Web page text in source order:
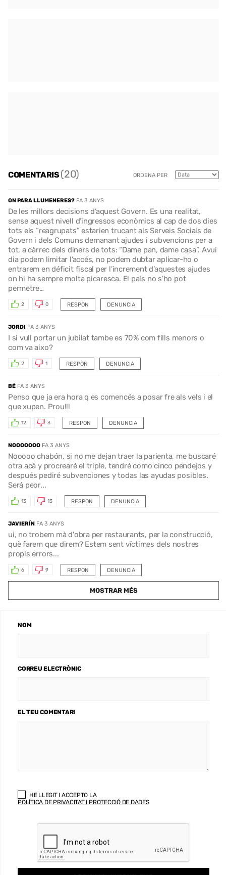
COMENTARIS(20) ORDENA PER
ON PARA LLUMENERES? FA 3 ANYS
De les millors decisions d’aquest Govern. Es una realitat,
sense aquest nivell d’ingressos econòmics al cap de dos dies
tots els “reagrupats” estarien trucant als Serveis Socials de
Govern i dels Comuns demanant ajudes i subvencions per a
tot, a càrrec dels diners de tots: “Dame pan, dame casa”. Avui
dia podem limitar l’accés, no podem dubtar aplicar-ho o
entrarem en déficit fiscal per l’increment d’aquestes ajudes
on hi ha sempre molta picaresca. El país no s’ho pot
permetre…
RESPON
2 0 DENUNCIA
JORDI FA 3 ANYS
I si vull portar un jubilat tambe es 70% com fills menors o
com va aixo?
RESPON
2 1 DENUNCIA
BÉ FA 3 ANYS
Penso que ja era hora q es comencés a posar fre als vels i el
que xupen. Prou!!!
RESPON
12 3 DENUNCIA
NOOOOOOO FA 3 ANYS
Nooooo chabón, si no me dejan traer la parienta, me buscaré
otra acá y procrearé el triple, tendré como cinco pendejos y
después pediré subvenciones y todas las ayudas posibles.
Será peor...
RESPON
13 13 DENUNCIA
JAVIERÍN FA 3 ANYS
ui, no trobem mà d'obra per restaurants, per la construcció,
què farem que direm? Estem sent víctimes dels nostres
propis errors...
RESPON
6 9 DENUNCIA
MOSTRAR MÉS
NOM
CORREU ELECTRÒNIC
EL TEU COMENTARI
HE LLEGIT I ACCEPTO LA
POLÍTICA DE PRIVACITAT I PROTECCIÓ DE DADES